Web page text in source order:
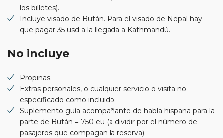
los billetes).
Incluye visado de Bután. Para el visado de Nepal hay
que pagar 35 usd a la llegada a Kathmandú.
No incluye
Propinas.
Extras personales, o cualquier servicio o visita no
especificado como incluido.
Suplemento guía acompañante de habla hispana para la
parte de Bután = 750 eu (a dividir por el número de
pasajeros que compagan la reserva).